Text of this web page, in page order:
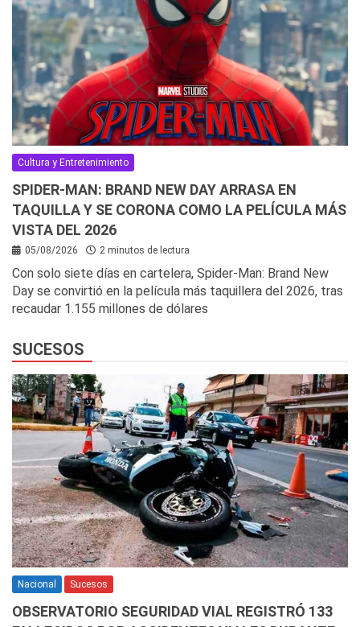
Cultura y Entretenimiento
SPIDER-MAN: BRAND NEW DAY ARRASA EN
TAQUILLA Y SE CORONA COMO LA PELÍCULA MÁS
VISTA DEL 2026
05/08/2026 2 minutos de lectura
Con solo siete días en cartelera, Spider-Man: Brand New
Day se convirtió en la película más taquillera del 2026, tras
recaudar 1.155 millones de dólares
SUCESOS
Nacional Sucesos
OBSERVATORIO SEGURIDAD VIAL REGISTRÓ 133